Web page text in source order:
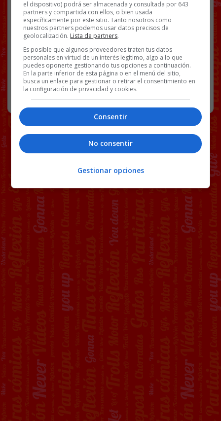
Link
OUTFITS VELADA VÍDEOS
198 COMENTARIOS
RANDOM 5 AGOSTO, 2025
el dispositivo) podrá ser almacenada y consultada por 643
partners y compartida con ellos, o bien usada
específicamente por este sitio. Tanto nosotros como
nuestros partners podemos usar datos precisos de
geolocalización. Lista de partners.
Es posible que algunos proveedores traten tus datos
personales en virtud de un interés legítimo, algo a lo que
puedes oponerte gestionando tus opciones a continuación.
En la parte inferior de esta página o en el menú del sitio,
busca un enlace para gestionar o retirar el consentimiento en
la configuración de privacidad y cookies.
Consentir
No consentir
Gestionar opciones